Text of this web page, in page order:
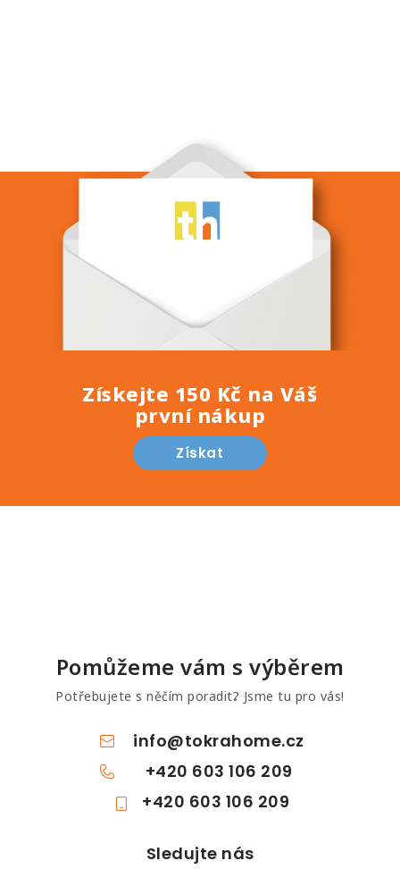
Získejte 150 Kč na Váš
první nákup
Získat
Pomůžeme vám s výběrem
Potřebujete s něčím poradit? Jsme tu pro vás!
info@tokrahome.cz
+420 603 106 209
+420 603 106 209